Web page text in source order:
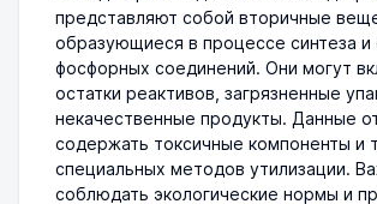
представляют собой вторичные
образующиеся в процессе синтеза и
фосфорных соединений. Они могут
остатки реактивов, загрязненные
некачественные продукты. Данные
содержать токсичные компоненты и
специальных методов утилизации.
соблюдать экологические нормы и